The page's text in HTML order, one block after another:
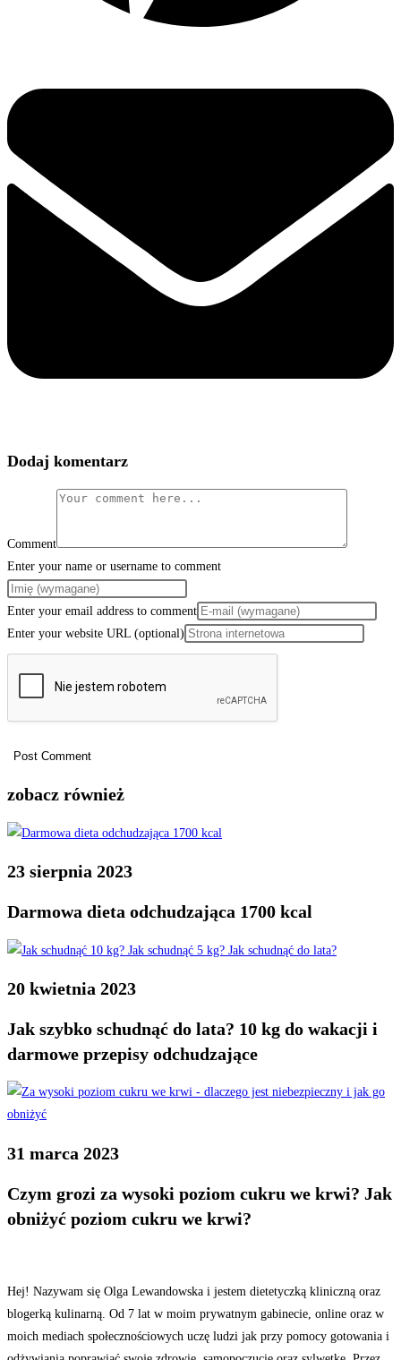
Dodaj komentarz
Comment
Enter your name or username to comment
Enter your email address to comment
Enter your website URL (optional)
zobacz również
23 sierpnia 2023
Darmowa dieta odchudzająca 1700 kcal
20 kwietnia 2023
Jak szybko schudnąć do lata? 10 kg do wakacji i
darmowe przepisy odchudzające
31 marca 2023
Czym grozi za wysoki poziom cukru we krwi? Jak
obniżyć poziom cukru we krwi?
Hej! Nazywam się Olga Lewandowska i jestem dietetyczką kliniczną oraz
blogerką kulinarną. Od 7 lat w moim prywatnym gabinecie, online oraz w
moich mediach społecznościowych uczę ludzi jak przy pomocy gotowania i